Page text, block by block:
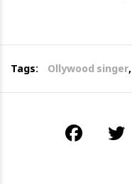
Tags: Ollywood singer,